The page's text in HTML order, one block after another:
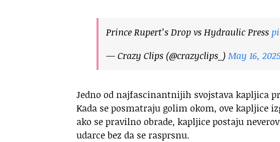
Prince Rupert’s Drop vs Hydraulic Press
— Crazy Clips (@crazyclips_) May 16,
Jedno od najfascinantnijih svojstava kapljica
Kada se posmatraju golim okom, ove kapljice
ako se pravilno obrade, kapljice postaju
udarce bez da se rasprsnu.